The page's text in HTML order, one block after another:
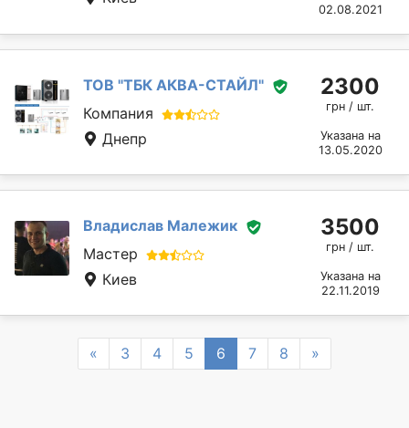
02.08.2021
ТОВ "ТБК АКВА-СТАЙЛ"
Компания
Днепр
2300
грн / шт.
Указана на
13.05.2020
Владислав Малежик
Мастер
Киев
3500
грн / шт.
Указана на
22.11.2019
« Previous
3 4 5 6 7 8 »